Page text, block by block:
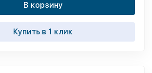
В корзину
Купить в 1 клик